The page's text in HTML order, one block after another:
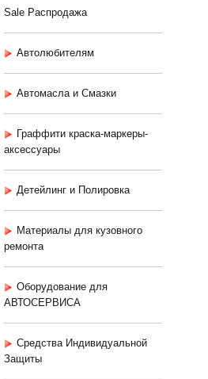
Sale Распродажа
Автолюбителям
Автомасла и Смазки
Граффити краска-маркеры-
аксессуары
Детейлинг и Полировка
Материалы для кузовного
ремонта
Оборудование для
АВТОСЕРВИСА
Средства Индивидуальной
Защиты